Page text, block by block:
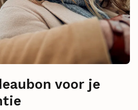
voor je